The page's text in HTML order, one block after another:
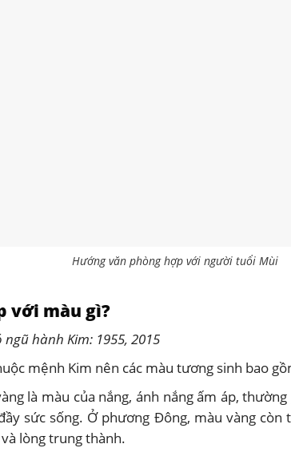
Hướng văn phòng hợp với người tuổi Mùi
với màu gì?
hành Kim: 1955, 2015
mệnh Kim nên các màu tương sinh bao
là màu của nắng, ánh nắng ấm áp,
sức sống. Ở phương Đông, màu vàng còn
lòng trung thành.